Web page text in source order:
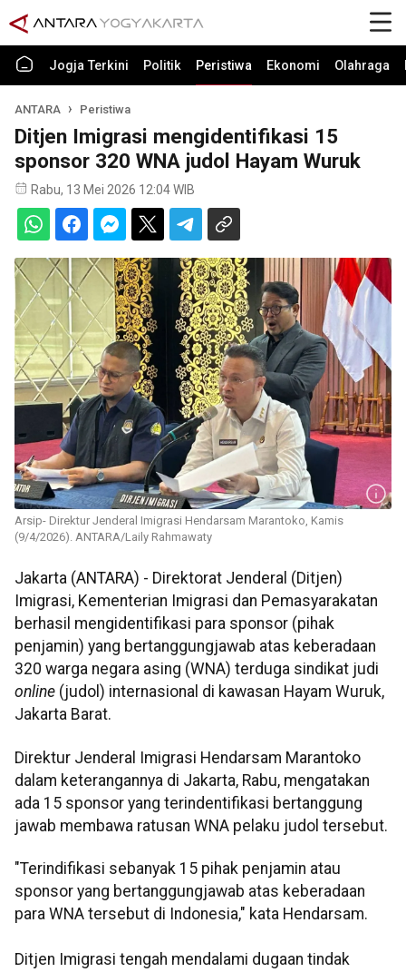
Jogja Terkini Politik Peristiwa Ekonomi Olahraga
ANTARA Peristiwa
Ditjen Imigrasi mengidentifikasi 15
sponsor 320 WNA judol Hayam Wuruk
Rabu, 13 Mei 2026 12:04 WIB
Arsip- Direktur Jenderal Imigrasi Hendarsam Marantoko, Kamis
(9/4/2026). ANTARA/Laily Rahmawaty
Jakarta (ANTARA) - Direktorat Jenderal (Ditjen)
Imigrasi, Kementerian Imigrasi dan Pemasyarakatan
berhasil mengidentifikasi para sponsor (pihak
penjamin) yang bertanggungjawab atas keberadaan
320 warga negara asing (WNA) terduga sindikat judi
online (judol) internasional di kawasan Hayam Wuruk,
Jakarta Barat.
Direktur Jenderal Imigrasi Hendarsam Marantoko
dalam keterangannya di Jakarta, Rabu, mengatakan
ada 15 sponsor yang terindentifikasi bertanggung
jawab membawa ratusan WNA pelaku judol tersebut.
"Terindifikasi sebanyak 15 pihak penjamin atau
sponsor yang bertanggungjawab atas keberadaan
para WNA tersebut di Indonesia," kata Hendarsam.
Ditjen Imigrasi tengah mendalami dugaan tindak